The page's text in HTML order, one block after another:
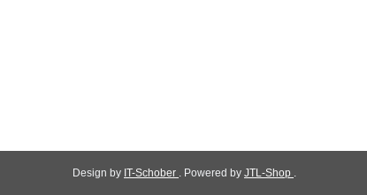
Design by IT-Schober . Powered by JTL-Shop